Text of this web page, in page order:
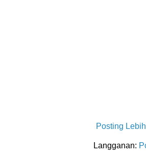
Posting
Langganan: